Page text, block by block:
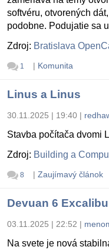
softvéru, otvorených
podobne. Podujatie sa
Zdroj: Bratislava
1 | Komunita
Linus a Linus
30.11.2025 | 19:40 |
Stavba počítača dvomi
Zdroj: Building a
8 | Zaujímavý článok
Devuan 6
03.11.2025 | 22:52 |
Na svete je nová